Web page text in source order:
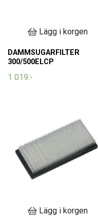
Lägg i korgen
DAMMSUGARFILTER
300/500ELCP
1 019:-
Lägg i korgen